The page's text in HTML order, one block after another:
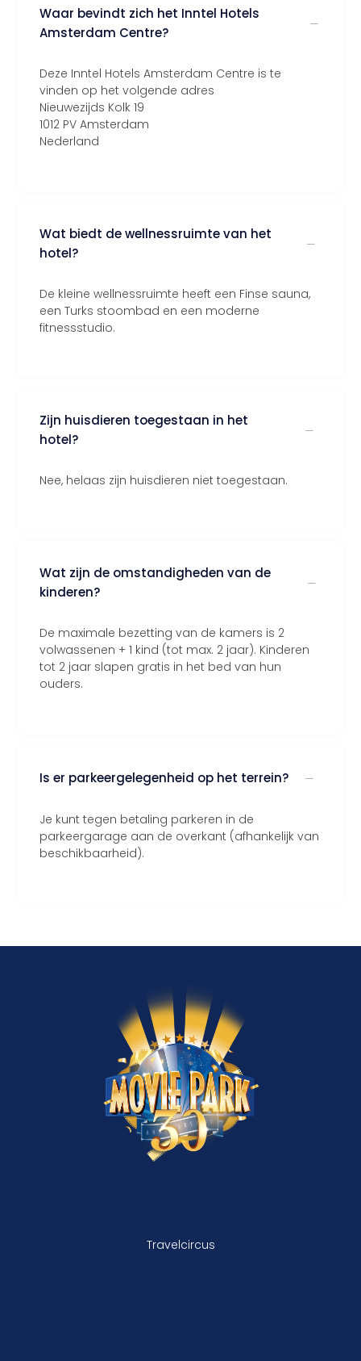
Waar bevindt zich het Inntel Hotels
Amsterdam Centre?
Deze Inntel Hotels Amsterdam Centre is te
vinden op het volgende adres
Nieuwezijds Kolk 19
1012 PV Amsterdam
Nederland
Wat biedt de wellnessruimte van het
hotel?
De kleine wellnessruimte heeft een Finse sauna,
een Turks stoombad en een moderne
fitnessstudio.
Zijn huisdieren toegestaan in het
hotel?
Nee, helaas zijn huisdieren niet toegestaan.
Wat zijn de omstandigheden van de
kinderen?
De maximale bezetting van de kamers is 2
volwassenen + 1 kind (tot max. 2 jaar). Kinderen
tot 2 jaar slapen gratis in het bed van hun
ouders.
Is er parkeergelegenheid op het terrein?
Je kunt tegen betaling parkeren in de
parkeergarage aan de overkant (afhankelijk van
beschikbaarheid).
Travelcircus